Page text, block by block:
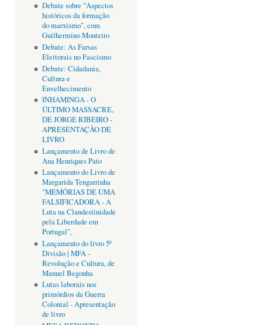
Debate sobre "Aspectos
históricos da formação
do marxismo", com
Guilhermino Monteiro
Debate: As Farsas
Eleitorais no Fascismo
Debate: Cidadania,
Cultura e
Envelhecimento
INHAMINGA - O
ÚLTIMO MASSACRE,
DE JORGE RIBEIRO -
APRESENTAÇÃO DE
LIVRO
Lançamento de Livro de
Ana Henriques Pato
Lançamento do Livro de
Margarida Tengarrinha
"MEMÓRIAS DE UMA
FALSIFICADORA - A
Luta na Clandestinidade
pela Liberdade em
Portugal",
Lançamento do livro 5ª
Divisão | MFA -
Revolução e Cultura, de
Manuel Begonha
Lutas laborais nos
primórdios da Guerra
Colonial - Apresentação
de livro